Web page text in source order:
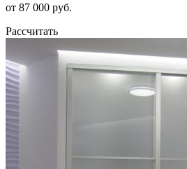
от 87 000 руб.
Рассчитать